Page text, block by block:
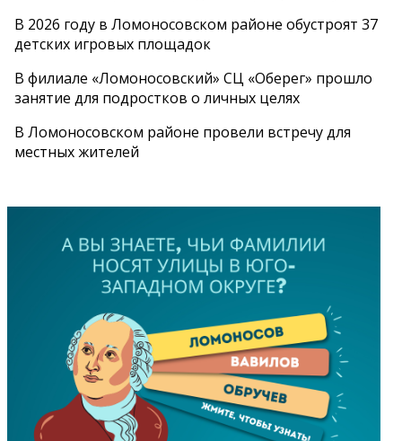
В 2026 году в Ломоносовском районе обустроят 37
детских игровых площадок
В филиале «Ломоносовский» СЦ «Оберег» прошло
занятие для подростков о личных целях
В Ломоносовском районе провели встречу для
местных жителей